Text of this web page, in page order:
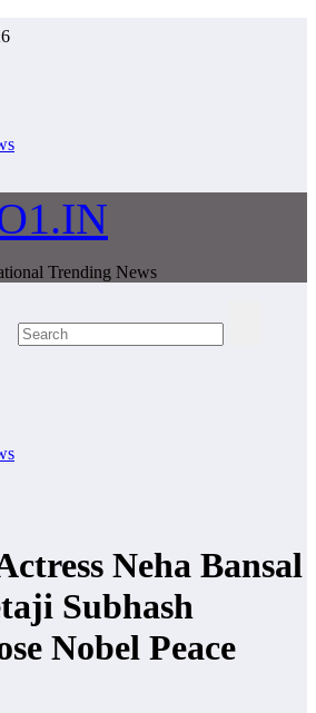
Trending News
Neha Bansal
Subhash
Nobel Peace